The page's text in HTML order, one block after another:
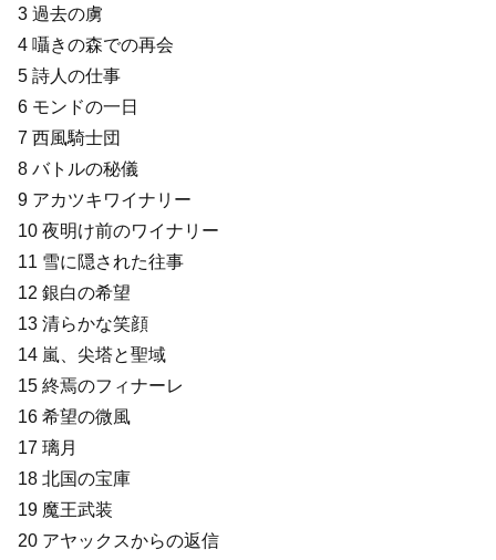
3 過去の虜
4 囁きの森での再会
5 詩人の仕事
6 モンドの一日
7 西風騎士団
8 バトルの秘儀
9 アカツキワイナリー
10 夜明け前のワイナリー
11 雪に隠された往事
12 銀白の希望
13 清らかな笑顔
14 嵐、尖塔と聖域
15 終焉のフィナーレ
16 希望の微風
17 璃月
18 北国の宝庫
19 魔王武装
20 アヤックスからの返信